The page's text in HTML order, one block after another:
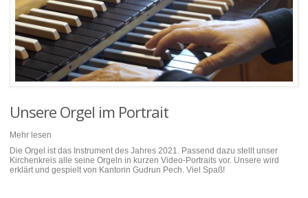
Unsere Orgel im Portrait
Mehr lesen
Die Orgel ist das Instrument des Jahres 2021. Passend dazu stellt unser
Kirchenkreis alle seine Orgeln in kurzen Video-Portraits vor. Unsere wird
erklärt und gespielt von Kantorin Gudrun Pech. Viel Spaß!